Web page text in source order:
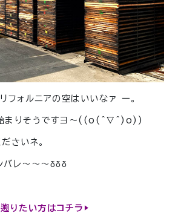
フォルニアの空はいいなァ ー。
まりそうですヨ〜((o(^∇^)o))
さいネ。
バレ〜〜〜δδδ
りたい方はコチラ▶︎